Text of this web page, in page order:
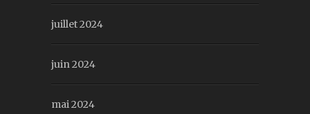
juillet 2024
juin 2024
mai 2024